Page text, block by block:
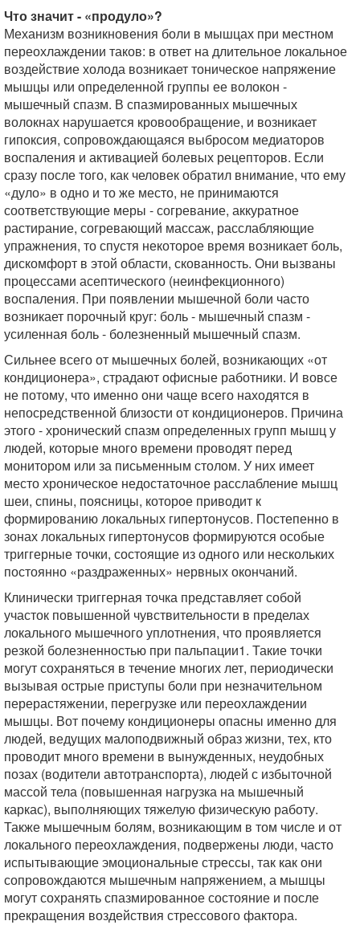
Что значит - «продуло»?
Механизм возникновения боли в мышцах при местном
переохлаждении таков: в ответ на длительное локальное
воздействие холода возникает тоническое напряжение
мышцы или определенной группы ее волокон -
мышечный спазм. В спазмированных мышечных
волокнах нарушается кровообращение, и возникает
гипоксия, сопровождающаяся выбросом медиаторов
воспаления и активацией болевых рецепторов. Если
сразу после того, как человек обратил внимание, что ему
«дуло» в одно и то же место, не принимаются
соответствующие меры - согревание, аккуратное
растирание, согревающий массаж, расслабляющие
упражнения, то спустя некоторое время возникает боль,
дискомфорт в этой области, скованность. Они вызваны
процессами асептического (неинфекционного)
воспаления. При появлении мышечной боли часто
возникает порочный круг: боль - мышечный спазм -
усиленная боль - болезненный мышечный спазм.
Сильнее всего от мышечных болей, возникающих «от
кондиционера», страдают офисные работники. И вовсе
не потому, что именно они чаще всего находятся в
непосредственной близости от кондиционеров. Причина
этого - хронический спазм определенных групп мышц у
людей, которые много времени проводят перед
монитором или за письменным столом. У них имеет
место хроническое недостаточное расслабление мышц
шеи, спины, поясницы, которое приводит к
формированию локальных гипертонусов. Постепенно в
зонах локальных гипертонусов формируются особые
триггерные точки, состоящие из одного или нескольких
постоянно «раздраженных» нервных окончаний.
Клинически триггерная точка представляет собой
участок повышенной чувствительности в пределах
локального мышечного уплотнения, что проявляется
резкой болезненностью при пальпации1. Такие точки
могут сохраняться в течение многих лет, периодически
вызывая острые приступы боли при незначительном
перерастяжении, перегрузке или переохлаждении
мышцы. Вот почему кондиционеры опасны именно для
людей, ведущих малоподвижный образ жизни, тех, кто
проводит много времени в вынужденных, неудобных
позах (водители автотранспорта), людей с избыточной
массой тела (повышенная нагрузка на мышечный
каркас), выполняющих тяжелую физическую работу.
Также мышечным болям, возникающим в том числе и от
локального переохлаждения, подвержены люди, часто
испытывающие эмоциональные стрессы, так как они
сопровождаются мышечным напряжением, а мышцы
могут сохранять спазмированное состояние и после
прекращения воздействия стрессового фактора.